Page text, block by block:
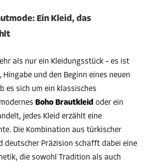
Ein Kleid, das
als nur ein Kleidungsstück – es ist
und den Beginn eines neuen
es sich um ein klassisches
Boho Brautkleid oder ein
jedes Kleid erzählt eine
Die Kombination aus türkischer
deutscher Präzision schafft dabei eine
die sowohl Tradition als auch